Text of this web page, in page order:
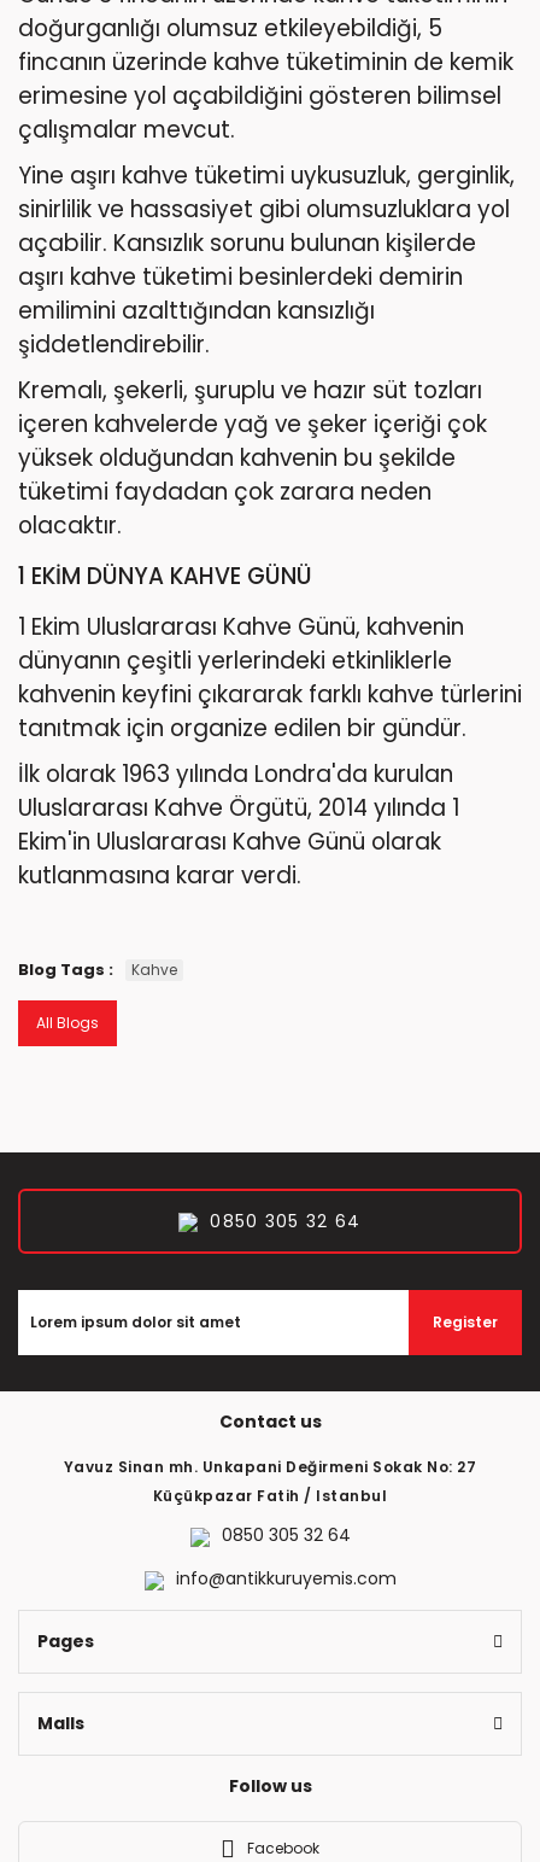
doğurganlığı olumsuz etkileyebildiği, 5
fincanın üzerinde kahve tüketiminin de kemik
erimesine yol açabildiğini gösteren bilimsel
çalışmalar mevcut.
Yine aşırı kahve tüketimi uykusuzluk, gerginlik,
sinirlilik ve hassasiyet gibi olumsuzluklara yol
açabilir. Kansızlık sorunu bulunan kişilerde
aşırı kahve tüketimi besinlerdeki demirin
emilimini azalttığından kansızlığı
şiddetlendirebilir.
Kremalı, şekerli, şuruplu ve hazır süt tozları
içeren kahvelerde yağ ve şeker içeriği çok
yüksek olduğundan kahvenin bu şekilde
tüketimi faydadan çok zarara neden
olacaktır.
1 EKİM DÜNYA KAHVE GÜNÜ
1 Ekim Uluslararası Kahve Günü, kahvenin
dünyanın çeşitli yerlerindeki etkinliklerle
kahvenin keyfini çıkararak farklı kahve türlerini
tanıtmak için organize edilen bir gündür.
İlk olarak 1963 yılında Londra'da kurulan
Uluslararası Kahve Örgütü, 2014 yılında 1
Ekim'in Uluslararası Kahve Günü olarak
kutlanmasına karar verdi.
Blog Tags : Kahve
All Blogs
0850 305 32 64
Register
Contact us
Yavuz Sinan mh. Unkapani Değirmeni Sokak No: 27
Küçükpazar Fatih / Istanbul
0850 305 32 64
info@antikkuruyemis.com
Pages
Malls
Follow us
Facebook